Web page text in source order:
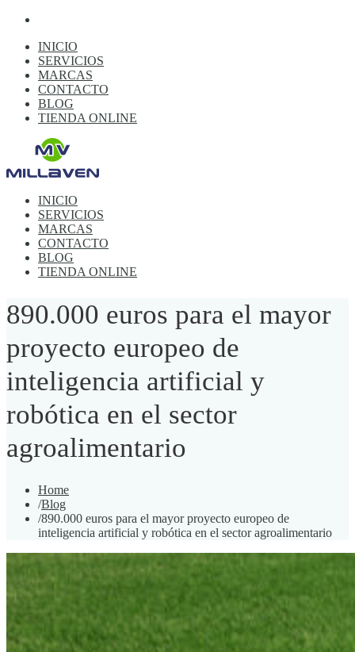
INICIO
SERVICIOS
MARCAS
CONTACTO
BLOG
TIENDA ONLINE
INICIO
SERVICIOS
MARCAS
CONTACTO
BLOG
TIENDA ONLINE
890.000 euros para el mayor
proyecto europeo de
inteligencia artificial y
robótica en el sector
agroalimentario
Home
/Blog
/890.000 euros para el mayor proyecto europeo de
inteligencia artificial y robótica en el sector agroalimentario